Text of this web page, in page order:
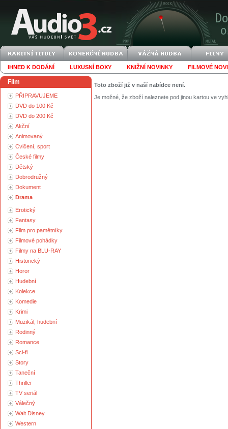
IHNED K DODÁNÍ LUXUSNÍ BOXY KNIŽNÍ NOVINKY FILMOVÉ
Film
PŘIPRAVUJEME
DVD do 100 Kč
DVD do 200 Kč
Akční
Animovaný
Cvičení, sport
České filmy
Dětský
Dobrodružný
Dokument
Drama
Erotický
Fantasy
Film pro pamětníky
Filmové pohádky
Filmy na BLU-RAY
Historický
Horor
Hudební
Kolekce
Komedie
Krimi
Muzikál, hudební
Rodinný
Romance
Sci-fi
Story
Taneční
Thriller
TV seriál
Válečný
Walt Disney
Western
Toto zboží již v naší nabídce není.
Je možné, že zboží naleznete pod jinou kartou ve